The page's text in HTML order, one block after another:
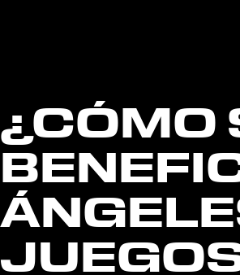
¿CÓMO